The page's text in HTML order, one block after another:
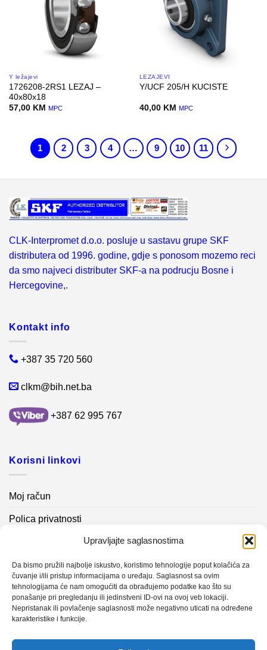
Upravljajte saglasnostima
Da bismo pružili najbolje iskustvo, koristimo tehnologije poput kolačića za
čuvanje i/ili pristup informacijama o uređaju. Saglasnost sa ovim
tehnologijama će nam omogućiti da obrađujemo podatke kao što su
ponašanje pri pregledanju ili jedinstveni ID-ovi na ovoj veb lokaciji.
Nepristanak ili povlačenje saglasnosti može negativno uticati na određene
karakteristike i funkcije.
Y ležajevi
1726208-2RS1 LEZAJ –
40x80x18
57,00 KM MPC
LEŽAJEVI
Y/UCF 205/H KUCISTE
40,00 KM MPC
1 2 3 4 … 9 10 11
CLK-Interpromet d.o.o. posluje u sastavu grupe SKF
distributera od 1996. godine, gdje s ponosom mozemo reci
da smo najveci distributer SKF-a na podrucju Bosne i
Hercegovine,.
Kontakt info
+387 35 720 560
clkm@bih.net.ba
+387 62 995 767
Korisni linkovi
Moj račun
Polica privatnosti
Kontakt info
Novosti